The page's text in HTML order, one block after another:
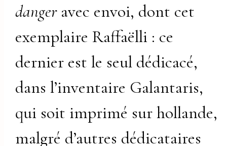
dangeravec envoi, dont cet
exemplaire Raffaëlli : ce
dernier est le seul dédicacé,
dans l’inventaire Galantaris,
qui soit imprimé sur hollande,
malgré d’autres dédicataires